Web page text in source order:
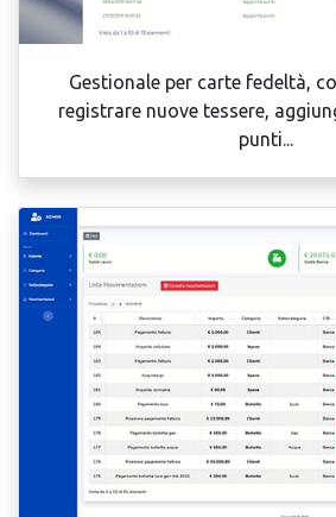
Gestionale per carte fedeltà,
registrare nuove tessere,
punti...